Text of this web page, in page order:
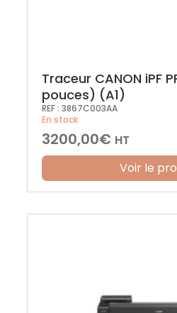
Traceur CANON iPF
pouces) (A1)
REF : 3867C003AA
En stock
3200,00€ HT
Voir le